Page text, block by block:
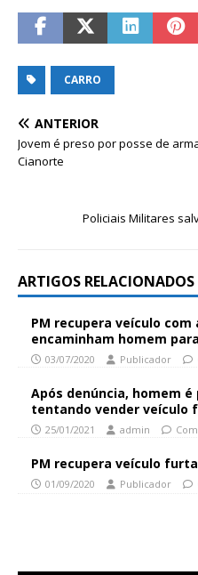
CARRO
ANTERIOR
Jovem é preso por posse de
Cianorte
Policiais Militares
ARTIGOS RELACIONADOS
PM recupera veículo
encaminham homem
03/07/2020 Publicador
Após denúncia, homem
tentando vender veículo
25/01/2021 admin
PM recupera veículo
01/09/2020 Publicador